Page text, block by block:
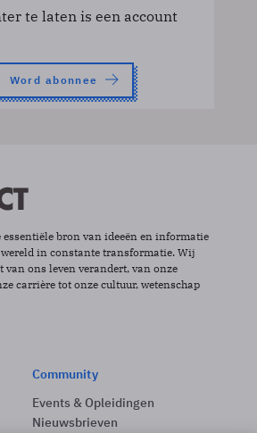
te laten is een account
Word abonnee
essentiële bron van ideeën en informatie
in constante transformatie. Wij
van ons leven verandert, van onze
carrière tot onze cultuur, wetenschap
Community
Events & Opleidingen
Nieuwsbrieven